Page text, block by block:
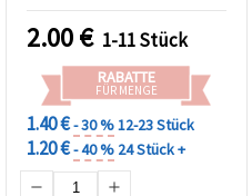
Aufhängen fertiger
Puzzles
2.00€ 1-11 Stück
RABATTE
FÜR MENGE
1.40 €- 30 %12-23 Stück
1.20 €- 40 % 24 Stück +